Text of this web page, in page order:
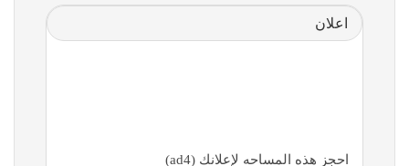
اعلان
احجز هذه المساحه لإعلانك (ad4)